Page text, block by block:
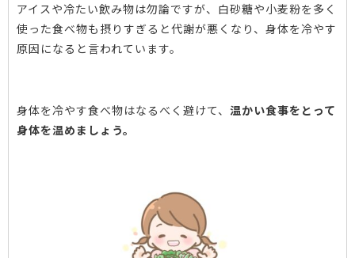
アイスや冷たい飲み物は勿論ですが、白砂糖や小麦粉を多く
使った食べ物も摂りすぎると代謝が悪くなり、身体を冷やす
原因になると言われています。
身体を冷やす食べ物はなるべく避けて、 温かい食事をとって
身体を温めましょう。